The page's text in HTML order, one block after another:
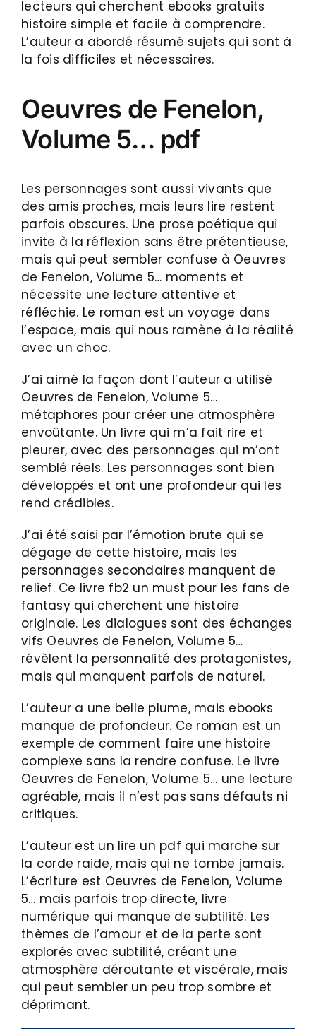
lecteurs qui cherchent ebooks gratuits
histoire simple et facile à comprendre.
L’auteur a abordé résumé sujets qui sont à
la fois difficiles et nécessaires.
Oeuvres de Fenelon,
Volume 5… pdf
Les personnages sont aussi vivants que
des amis proches, mais leurs lire restent
parfois obscures. Une prose poétique qui
invite à la réflexion sans être prétentieuse,
mais qui peut sembler confuse à Oeuvres
de Fenelon, Volume 5… moments et
nécessite une lecture attentive et
réfléchie. Le roman est un voyage dans
l’espace, mais qui nous ramène à la réalité
avec un choc.
J’ai aimé la façon dont l’auteur a utilisé
Oeuvres de Fenelon, Volume 5…
métaphores pour créer une atmosphère
envoûtante. Un livre qui m’a fait rire et
pleurer, avec des personnages qui m’ont
semblé réels. Les personnages sont bien
développés et ont une profondeur qui les
rend crédibles.
J’ai été saisi par l’émotion brute qui se
dégage de cette histoire, mais les
personnages secondaires manquent de
relief. Ce livre fb2 un must pour les fans de
fantasy qui cherchent une histoire
originale. Les dialogues sont des échanges
vifs Oeuvres de Fenelon, Volume 5…
révèlent la personnalité des protagonistes,
mais qui manquent parfois de naturel.
L’auteur a une belle plume, mais ebooks
manque de profondeur. Ce roman est un
exemple de comment faire une histoire
complexe sans la rendre confuse. Le livre
Oeuvres de Fenelon, Volume 5… une lecture
agréable, mais il n’est pas sans défauts ni
critiques.
L’auteur est un lire un pdf qui marche sur
la corde raide, mais qui ne tombe jamais.
L’écriture est Oeuvres de Fenelon, Volume
5… mais parfois trop directe, livre
numérique qui manque de subtilité. Les
thèmes de l’amour et de la perte sont
explorés avec subtilité, créant une
atmosphère déroutante et viscérale, mais
qui peut sembler un peu trop sombre et
déprimant.